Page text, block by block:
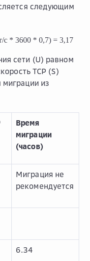
следующим
* 3600 * 0,7) = 3,17
сети (U) равном
TCP (S)
из
Время
миграции
(часов)
Миграция не
рекомендуется
6.34